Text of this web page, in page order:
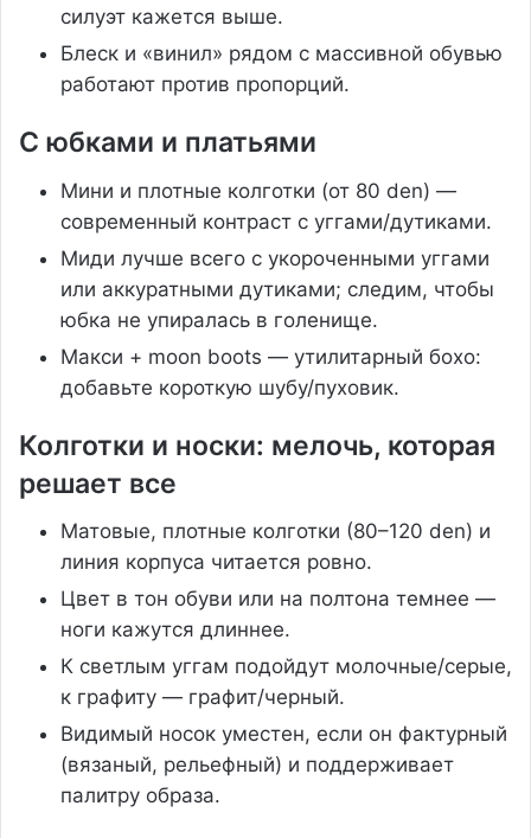
силуэт кажется выше.
Блеск и «винил» рядом с массивной обувью
работают против пропорций.
С юбками и платьями
Мини и плотные колготки (от 80 den) —
современный контраст с уггами/дутиками.
Миди лучше всего с укороченными уггами
или аккуратными дутиками; следим, чтобы
юбка не упиралась в голенище.
Макси + moon boots — утилитарный бохо:
добавьте короткую шубу/пуховик.
Колготки и носки: мелочь, которая
решает все
Матовые, плотные колготки (80–120 den) и
линия корпуса читается ровно.
Цвет в тон обуви или на полтона темнее —
ноги кажутся длиннее.
К светлым уггам подойдут молочные/серые,
к графиту — графит/черный.
Видимый носок уместен, если он фактурный
(вязаный, рельефный) и поддерживает
палитру образа.